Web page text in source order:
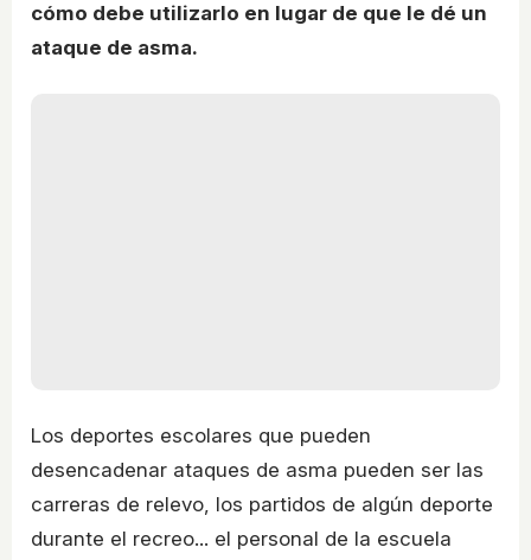
cómo debe utilizarlo en lugar de que le dé un
ataque de asma.
Los deportes escolares que pueden
desencadenar ataques de asma pueden ser las
carreras de relevo, los partidos de algún deporte
durante el recreo... el personal de la escuela